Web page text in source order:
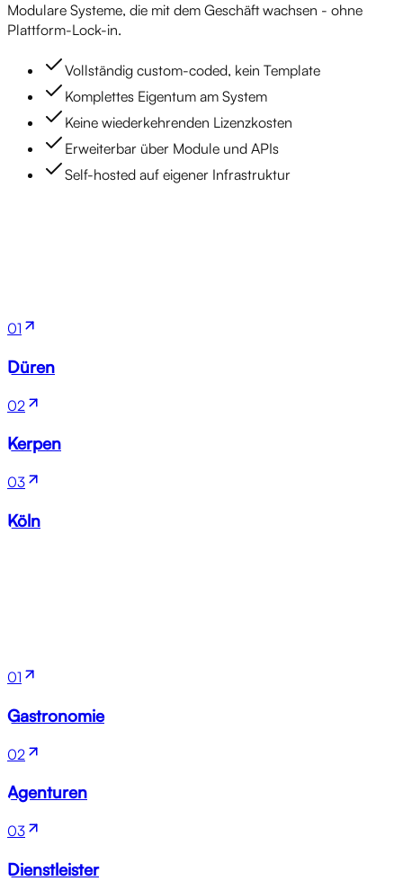
Modulare Systeme, die mit dem Geschäft wachsen - ohne
Plattform-Lock-in.
Vollständig custom-coded, kein Template
Komplettes Eigentum am System
Keine wiederkehrenden Lizenzkosten
Erweiterbar über Module und APIs
Self-hosted auf eigener Infrastruktur
01
Düren
02
Kerpen
03
Köln
01
Gastronomie
02
Agenturen
03
Dienstleister